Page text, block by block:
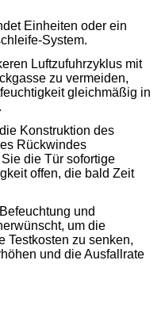
Einheiten oder ein
System.
Luftzufuhrzyklus mit
zu vermeiden,
gleichmäßig in
Konstruktion des
Rückwindes
die Tür sofortige
offen, die bald Zeit
und
um die
Testkosten zu senken,
und die Ausfallrate